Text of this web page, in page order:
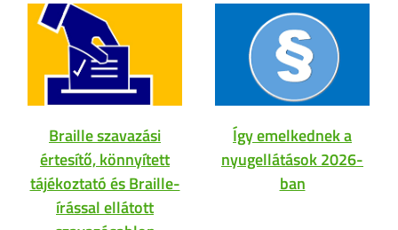
Braille szavazási
értesítő, könnyített
tájékoztató és Braille-
írással ellátott
Így emelkednek a
nyugellátások 2026-
ban